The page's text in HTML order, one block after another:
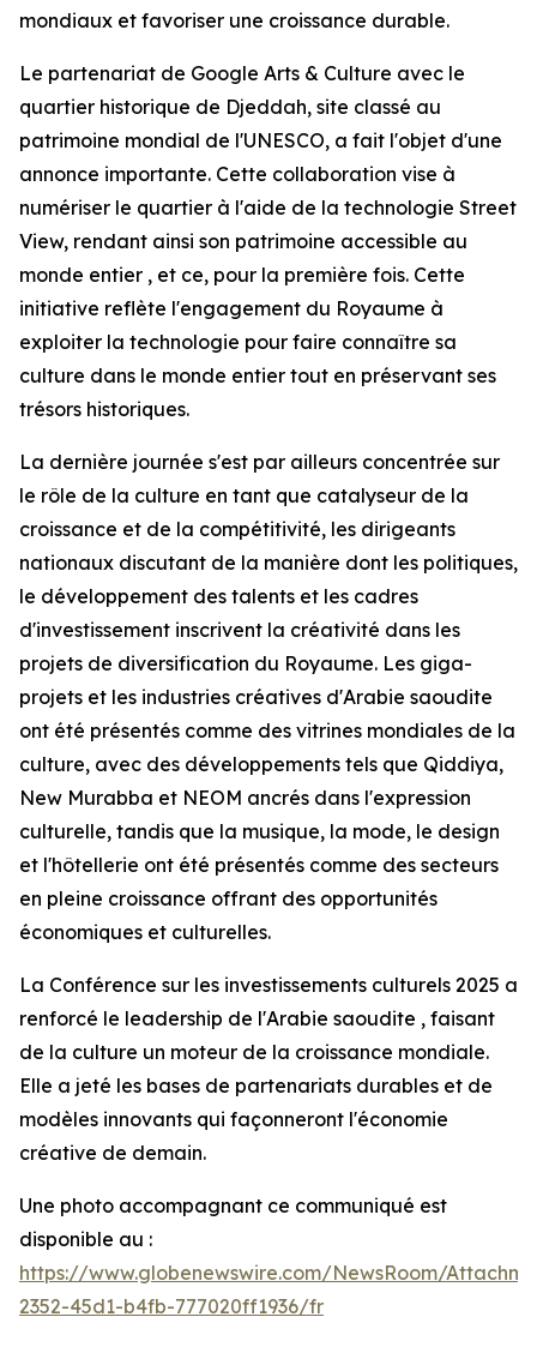
mondiaux et favoriser une croissance durable.
Le partenariat de Google Arts & Culture avec le
quartier historique de Djeddah, site classé au
patrimoine mondial de l'UNESCO, a fait l'objet d'une
annonce importante. Cette collaboration vise à
numériser le quartier à l'aide de la technologie Street
View, rendant ainsi son patrimoine accessible au
monde entier , et ce, pour la première fois. Cette
initiative reflète l'engagement du Royaume à
exploiter la technologie pour faire connaître sa
culture dans le monde entier tout en préservant ses
trésors historiques.
La dernière journée s'est par ailleurs concentrée sur
le rôle de la culture en tant que catalyseur de la
croissance et de la compétitivité, les dirigeants
nationaux discutant de la manière dont les politiques,
le développement des talents et les cadres
d'investissement inscrivent la créativité dans les
projets de diversification du Royaume. Les giga-
projets et les industries créatives d'Arabie saoudite
ont été présentés comme des vitrines mondiales de la
culture, avec des développements tels que Qiddiya,
New Murabba et NEOM ancrés dans l'expression
culturelle, tandis que la musique, la mode, le design
et l'hôtellerie ont été présentés comme des secteurs
en pleine croissance offrant des opportunités
économiques et culturelles.
La Conférence sur les investissements culturels 2025 a
renforcé le leadership de l'Arabie saoudite , faisant
de la culture un moteur de la croissance mondiale.
Elle a jeté les bases de partenariats durables et de
modèles innovants qui façonneront l'économie
créative de demain.
Une photo accompagnant ce communiqué est
disponible au :
https://www.globenewswire.com/NewsRoom/
2352-45d1-b4fb-777020ff1936/fr